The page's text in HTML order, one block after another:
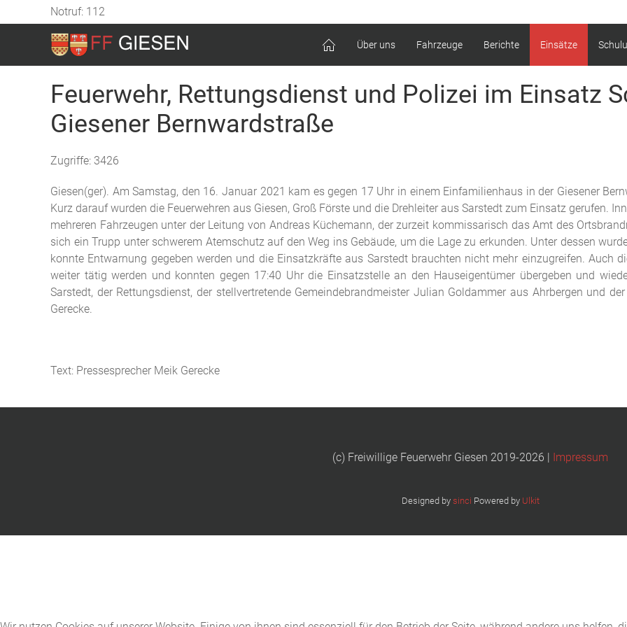
Notruf: 112
Über uns Fahrzeuge Berichte Einsätze
Feuerwehr, Rettungsdienst und Polizei im Einsatz
Giesener Bernwardstraße
Zugriffe: 3426
Giesen(ger). Am Samstag, den 16. Januar 2021 kam es gegen 17 Uhr in einem Einfamilienhaus in der Giesener
Kurz darauf wurden die Feuerwehren aus Giesen, Groß Förste und die Drehleiter aus Sarstedt zum Einsatz gerufen.
mehreren Fahrzeugen unter der Leitung von Andreas Küchemann, der zurzeit kommissarisch das Amt des
sich ein Trupp unter schwerem Atemschutz auf den Weg ins Gebäude, um die Lage zu erkunden. Unter dessen
konnte Entwarnung gegeben werden und die Einsatzkräfte aus Sarstedt brauchten nicht mehr einzugreifen. Auch
weiter tätig werden und konnten gegen 17:40 Uhr die Einsatzstelle an den Hauseigentümer übergeben und
Sarstedt, der Rettungsdienst, der stellvertretende Gemeindebrandmeister Julian Goldammer aus Ahrbergen und
Gerecke.
Text: Pressesprecher Meik Gerecke
(c) Freiwillige Feuerwehr Giesen 2019-2026 | Impressum
Designed by sinci Powered by Ulkit